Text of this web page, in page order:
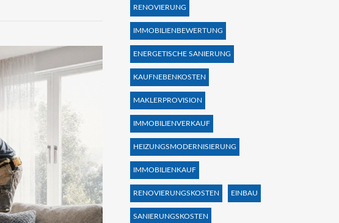
RENOVIERUNG
IMMOBILIENBEWERTUNG
ENERGETISCHE SANIERUNG
KAUFNEBENKOSTEN
MAKLERPROVISION
IMMOBILIENVERKAUF
HEIZUNGSMODERNISIERUNG
IMMOBILIENKAUF
RENOVIERUNGSKOSTEN EINBAU
SANIERUNGSKOSTEN